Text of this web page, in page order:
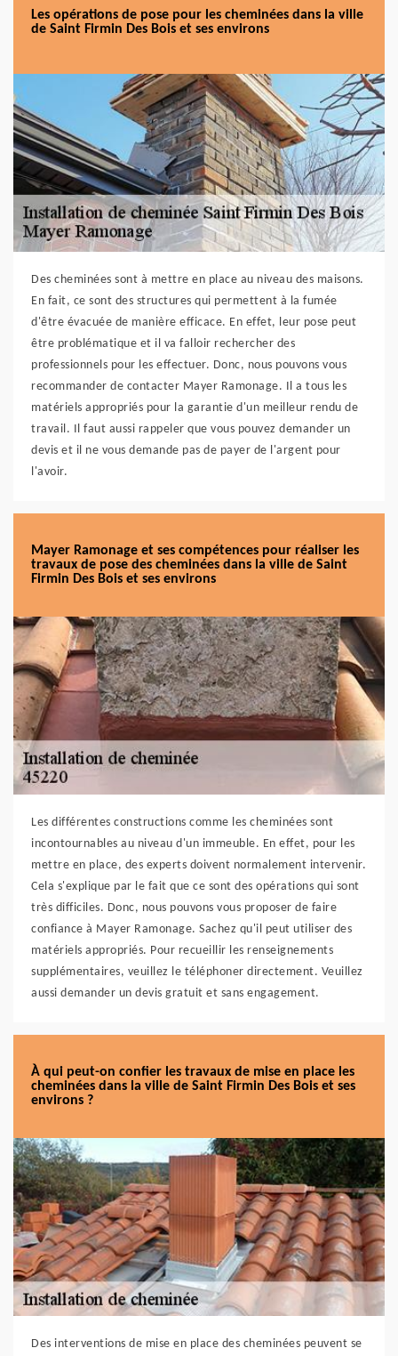
Les opérations de pose pour les cheminées dans la ville
de Saint Firmin Des Bois et ses environs
Des cheminées sont à mettre en place au niveau des maisons.
En fait, ce sont des structures qui permettent à la fumée
d'être évacuée de manière efficace. En effet, leur pose peut
être problématique et il va falloir rechercher des
professionnels pour les effectuer. Donc, nous pouvons vous
recommander de contacter Mayer Ramonage. Il a tous les
matériels appropriés pour la garantie d'un meilleur rendu de
travail. Il faut aussi rappeler que vous pouvez demander un
devis et il ne vous demande pas de payer de l'argent pour
l'avoir.
Mayer Ramonage et ses compétences pour réaliser les
travaux de pose des cheminées dans la ville de Saint
Firmin Des Bois et ses environs
Les différentes constructions comme les cheminées sont
incontournables au niveau d'un immeuble. En effet, pour les
mettre en place, des experts doivent normalement intervenir.
Cela s'explique par le fait que ce sont des opérations qui sont
très difficiles. Donc, nous pouvons vous proposer de faire
confiance à Mayer Ramonage. Sachez qu'il peut utiliser des
matériels appropriés. Pour recueillir les renseignements
supplémentaires, veuillez le téléphoner directement. Veuillez
aussi demander un devis gratuit et sans engagement.
À qui peut-on confier les travaux de mise en place les
cheminées dans la ville de Saint Firmin Des Bois et ses
environs ?
Des interventions de mise en place des cheminées peuvent se